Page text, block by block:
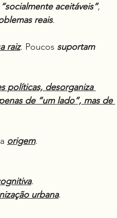
aceitáveis”,
reais.
raiz. Poucos suportam
políticas, desorganiza
de “um lado”, mas de
origem.
.
urbana.